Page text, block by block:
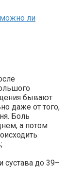
бывают
даже от того,
Боль
а потом
до 39–